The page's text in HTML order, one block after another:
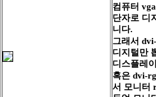
컴퓨터
단자로 디
니다.
그래서
디지털만
디스플레
혹은 dvi-
서 모니터